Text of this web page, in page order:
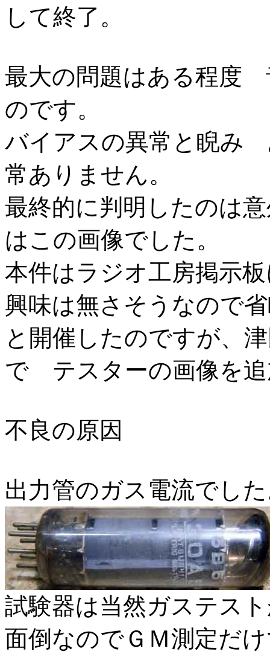
して終了。
最大の問題はある程度
のです。
バイアスの異常と睨
常ありません。
最終的に判明したのは
はこの画像でした。
本件はラジオ工房掲示
興味は無さそうなので
と開催したのですが、
で テスターの画像を追
不良の原因
出力管のガス電流でし
試験器は当然ガステス
面倒なのでＧＭ測定だ